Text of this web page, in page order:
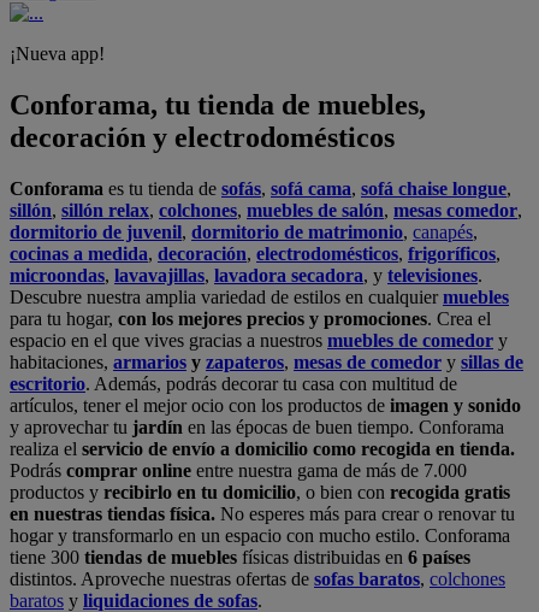
¡Nueva app!
Conforama, tu tienda de muebles,
decoración y electrodomésticos
Conforama es tu tienda de sofás, sofá cama, sofá chaise longue,
sillón, sillón relax, colchones, muebles de salón, mesas comedor,
dormitorio de juvenil, dormitorio de matrimonio, canapés,
cocinas a medida, decoración, electrodomésticos, frigoríficos,
microondas, lavavajillas, lavadora secadora, y televisiones.
Descubre nuestra amplia variedad de estilos en cualquiermuebles
para tu hogar, con los mejores precios y promociones. Crea el
espacio en el que vives gracias a nuestros muebles de comedor y
habitaciones, armarios y zapateros, mesas de comedor y sillas de
escritorio. Además, podrás decorar tu casa con multitud de
artículos, tener el mejor ocio con los productos de imagen y sonido
y aprovechar tu jardín en las épocas de buen tiempo. Conforama
realiza el servicio de envío a domicilio como recogida en tienda.
Podrás comprar online entre nuestra gama de más de 7.000
productos y recibirlo en tu domicilio, o bien con recogida gratis
en nuestras tiendas física. No esperes más para crear o renovar tu
hogar y transformarlo en un espacio con mucho estilo. Conforama
tiene 300 tiendas de muebles físicas distribuidas en 6 países
distintos. Aproveche nuestras ofertas de sofas baratos, colchones
baratos y liquidaciones de sofas.